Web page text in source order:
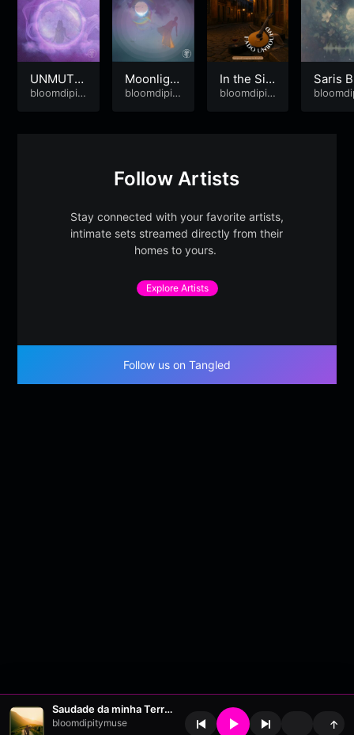
UNMUTE
D
bloomdipit
Moonlight
Cipher (S
bloomdipit
In the Sile
nce of the
bloomdipit
Saris
om
Follow Artists
Stay connected with your favorite artists,
intimate sets streamed directly from their
homes to yours.
Explore Artists
Follow us on Tangled
Saudade da minha Terra_Fado
bloomdipitymuse ↑